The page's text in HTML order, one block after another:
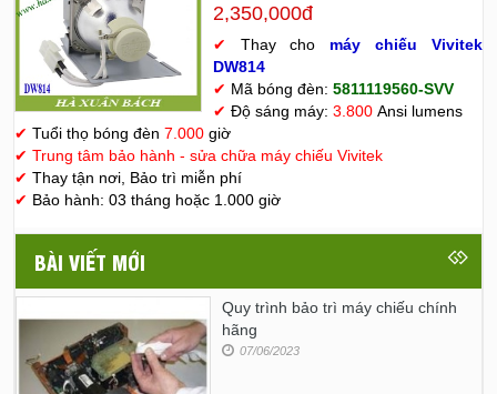
2,350,000đ
✔ Thay cho máy chiếu Vivitek
DW814
✔ Mã bóng đèn: 5811119560-SVV
✔ Độ sáng máy: 3.800Ansi lumens
✔ Tuổi thọ bóng đèn 7.000 giờ
✔ Trung tâm bảo hành - sửa chữa máy chiếu Vivitek
✔ Thay tận nơi, Bảo trì miễn phí
✔ Bảo hành: 03 tháng hoặc 1.000 giờ
BÀI VIẾT MỚI
Quy trình bảo trì máy chiếu chính
hãng
07/06/2023